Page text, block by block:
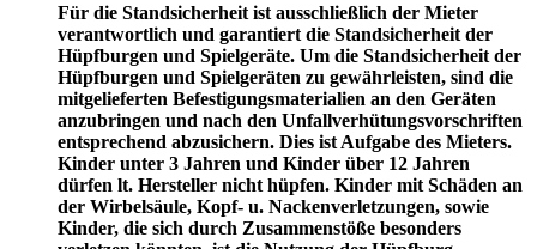
Für die Standsicherheit ist ausschließlich der Mieter
verantwortlich und garantiert die Standsicherheit der
Hüpfburgen und Spielgeräte. Um die Standsicherheit der
Hüpfburgen und Spielgeräten zu gewährleisten, sind die
mitgelieferten Befestigungsmaterialien an den Geräten
anzubringen und nach den Unfallverhütungsvorschriften
entsprechend abzusichern. Dies ist Aufgabe des Mieters.
Kinder unter 3 Jahren und Kinder über 12 Jahren
dürfen lt. Hersteller nicht hüpfen. Kinder mit Schäden an
der Wirbelsäule, Kopf- u. Nackenverletzungen, sowie
Kinder, die sich durch Zusammenstöße besonders